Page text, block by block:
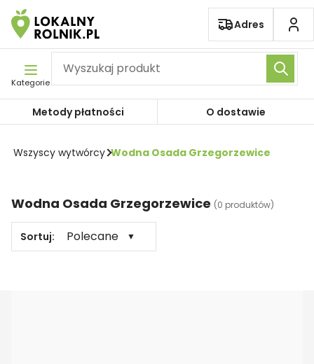
Pomiń nawigację
Adres
Kategorie
Metody płatności O dostawie
Wszyscy wytwórcy Wodna Osada Grzegorzewice
Wodna Osada Grzegorzewice (0 produktów)
Sortuj: Polecane ▼